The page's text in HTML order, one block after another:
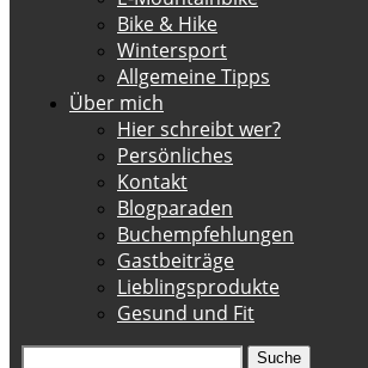
Bike & Hike
Wintersport
Allgemeine Tipps
Über mich
Hier schreibt wer?
Persönliches
Kontakt
Blogparaden
Buchempfehlungen
Gastbeiträge
Lieblingsprodukte
Gesund und Fit
Suche